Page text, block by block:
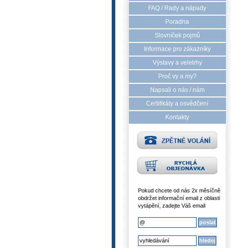
FAQ / Rady a nápady
Poradna
Slovníček pojmů
Informace pro zákazníky
Výstavy a veletrhy
Proč vy a my?
Napsali o nás / nám
Certifikáty a osvědčení
Kontakty
Pokud chcete od nás 2x měsíčně
obdržet informační email z oblasti
vytápění, zadejte Váš email